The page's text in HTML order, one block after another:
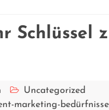
Schlüssel
Uncategorized
marketing-bedürfnisse